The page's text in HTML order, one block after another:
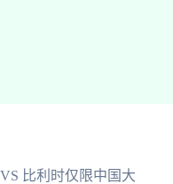
比利时仅限中国大